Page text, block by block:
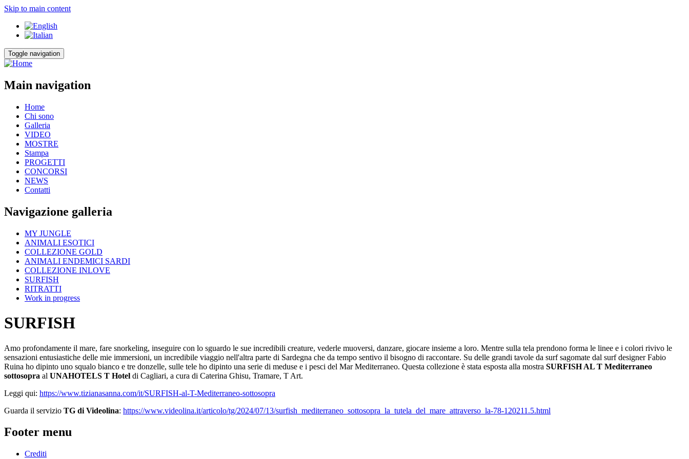
Skip to main content
Toggle navigation
Main navigation
Home
Chi sono
Galleria
VIDEO
MOSTRE
Stampa
PROGETTI
CONCORSI
NEWS
Contatti
Navigazione galleria
MY JUNGLE
ANIMALI ESOTICI
COLLEZIONE GOLD
ANIMALI ENDEMICI SARDI
COLLEZIONE INLOVE
SURFISH
RITRATTI
Work in progress
SURFISH
Amo profondamente il mare, fare snorkeling, inseguire con lo sguardo le sue incredibili creature, vederle muoversi, danzare, giocare insieme a loro. Mentre sulla tela prendono forma le linee e i colori rivivo le
sensazioni entusiastiche delle mie immersioni, un incredibile viaggio nell'altra parte di Sardegna che da tempo sentivo il bisogno di raccontare. Su delle grandi tavole da surf sagomate dal surf designer Fabio
Ruina ho dipinto uno squalo bianco e tre donzelle, sulle tele ho dipinto una serie di meduse e i pesci del Mar Mediterraneo. Questa collezione è stata esposta alla mostra SURFISH AL T Mediterraneo
sottosopra al UNAHOTELS T Hotel di Cagliari, a cura di Caterina Ghisu, Tramare, T Art.
Leggi qui: https://www.tizianasanna.com/it/SURFISH-al-T-Mediterraneo-sottosopra
Guarda il servizio TG di Videolina: https://www.videolina.it/articolo/tg/2024/07/13/surfish_mediterraneo_sottosopra_la_tutela_del_mare_attraverso_la-78-120211.5.html
Footer menu
Crediti